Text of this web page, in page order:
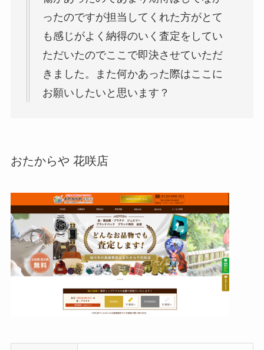
ったのですが担当してくれた方がとて
も感じがよく納得のいく査定をしてい
ただいたのでここで即決させていただ
きました。また何かあった際はここに
お願いしたいと思います？
おたからや 花咲店